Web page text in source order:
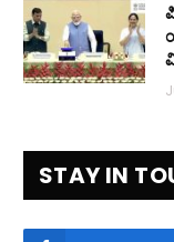
STAY IN